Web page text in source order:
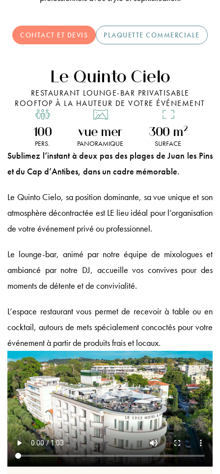
CONTACT ET DEVIS PLAQUETTE COMMERCIALE
Le Quinto Cielo
RESTAURANT LOUNGE-BAR PRIVATISABLE
ROOFTOP À LA HAUTEUR DE VOTRE ÉVÉNEMENT
100
PERS.
vue mer
PANORAMIQUE
300 m2
SURFACE
Sublimez l’instant à deux pas des plages de Juan les Pins
et du Cap d’Antibes, dans un cadre mémorable.
Le Quinto Cielo, sa position dominante, sa vue unique et son
atmosphère décontractée est LE lieu idéal pour l’organisation
de votre événement privé ou professionnel.
Le lounge-bar, animé par notre équipe de mixologues et
ambiancé par notre DJ, accueille vos convives pour des
moments de détente et de convivialité.
L’espace restaurant vous permet de recevoir à table ou en
cocktail, autours de mets spécialement concoctés pour votre
événement à partir de produits frais et locaux.
Réservez votre chambre
Spa CODAGE®
Le Quinto Cielo Rooftop
Coffrets Cadeaux
Le 1932 Hotel & Spa
5 Avenue Saramartel 06160 Antibes
04 92 93 54 54
hb9q4@accor.com